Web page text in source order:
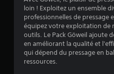
loin ! Exploitez un ensemble
professionnelles de pressage
équipez votre exploitation de
outils. Le Pack Göweil ajoute
en améliorant la qualité et
qui dépend du pressage en
ressources.